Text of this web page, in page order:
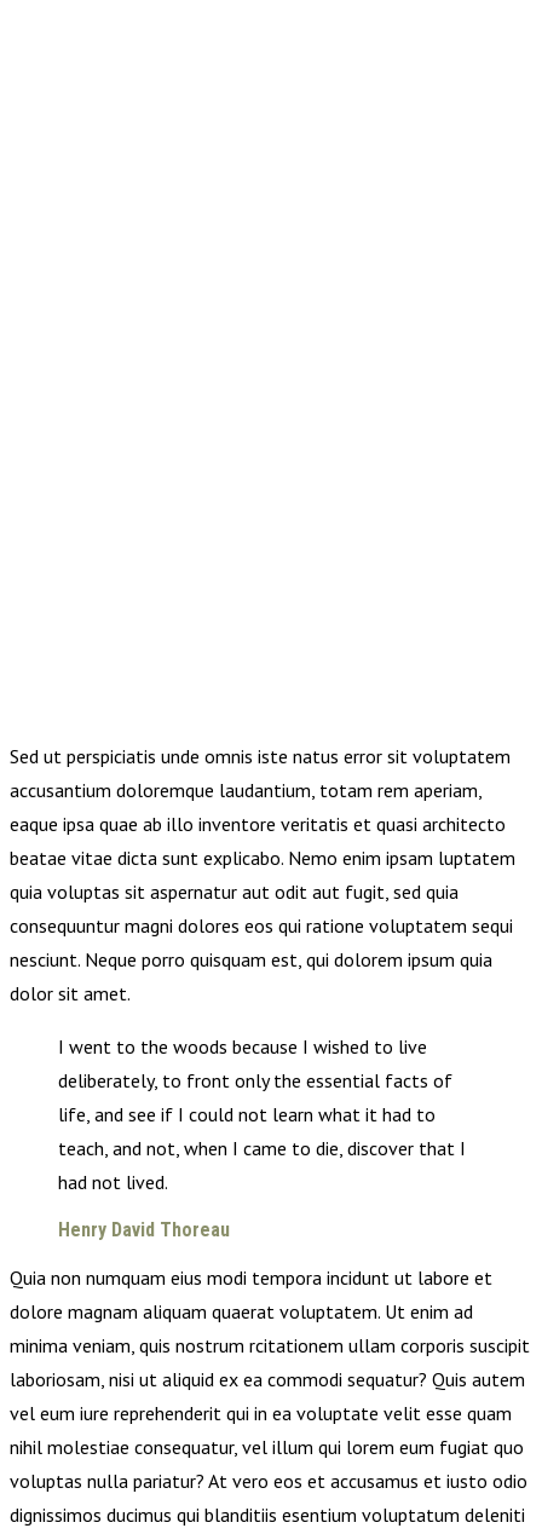
Sed ut perspiciatis unde omnis iste natus error sit voluptatem
accusantium doloremque laudantium, totam rem aperiam,
eaque ipsa quae ab illo inventore veritatis et quasi architecto
beatae vitae dicta sunt explicabo. Nemo enim ipsam luptatem
quia voluptas sit aspernatur aut odit aut fugit, sed quia
consequuntur magni dolores eos qui ratione voluptatem sequi
nesciunt. Neque porro quisquam est, qui dolorem ipsum quia
dolor sit amet.
I went to the woods because I wished to live
deliberately, to front only the essential facts of
life, and see if I could not learn what it had to
teach, and not, when I came to die, discover that I
had not lived.
Henry David Thoreau
Quia non numquam eius modi tempora incidunt ut labore et
dolore magnam aliquam quaerat voluptatem. Ut enim ad
minima veniam, quis nostrum rcitationem ullam corporis suscipit
laboriosam, nisi ut aliquid ex ea commodi sequatur? Quis autem
vel eum iure reprehenderit qui in ea voluptate velit esse quam
nihil molestiae consequatur, vel illum qui lorem eum fugiat quo
voluptas nulla pariatur? At vero eos et accusamus et iusto odio
dignissimos ducimus qui blanditiis esentium voluptatum deleniti